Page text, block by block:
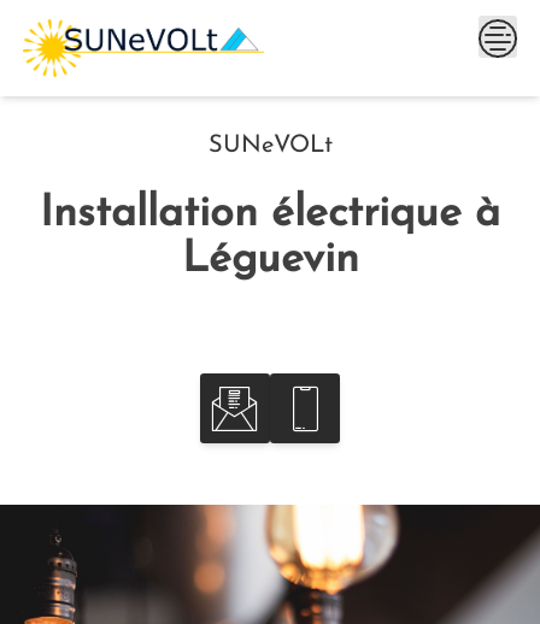
Skip
content
SUNeVOLt
Installation électrique à
Léguevin